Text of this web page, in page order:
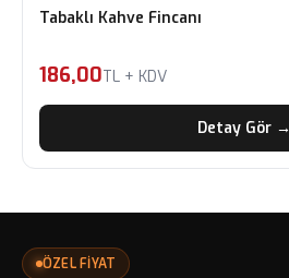
Tabaklı Kahve Fincanı
186,00TL + KDV
Detay Gör →
ÖZEL FİYAT